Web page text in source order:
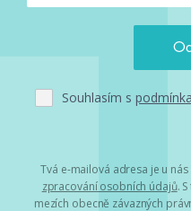
Souhlasím s
Tvá e-mailová adresa je u
zpracování osobních údajů.
mezích obecně závazných